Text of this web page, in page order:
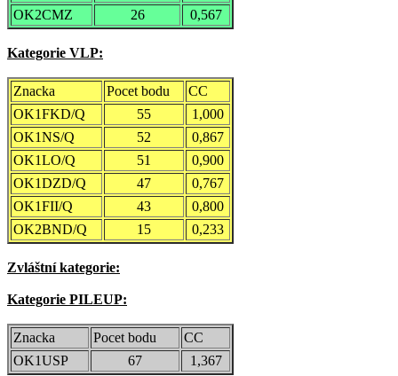
OK2CMZ
26 0,567
Kategorie VLP:
Znacka Pocet bodu
CC
OK1FKD/Q
55
1,000
OK1NS/Q
52
0,867
OK1LO/Q
51
0,900
OK1DZD/Q
47
0,767
OK1FII/Q
43
0,800
OK2BND/Q
15 0,233
Zvláštní kategorie:
Kategorie PILEUP:
Znacka Pocet bodu
CC
OK1USP
67 1,367